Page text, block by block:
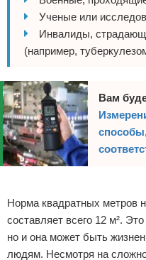
Ученые или
Инвалиды,
(например,
Вам
Норма квадратных метров
составляет всего 12 м².
но и она может быть
людям. Несмотря на